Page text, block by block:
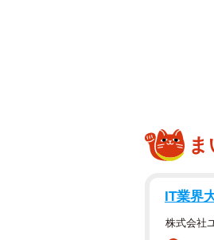
IT業界
株式会社